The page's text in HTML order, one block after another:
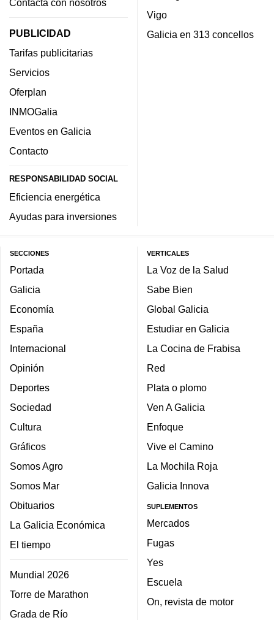
Contacta con nosotros
PUBLICIDAD
Tarifas publicitarias
Servicios
Oferplan
INMOGalia
Eventos en Galicia
Contacto
RESPONSABILIDAD SOCIAL
Eficiencia energética
Ayudas para inversiones
Vigo
Galicia en 313 concellos
SECCIONES
Portada
Galicia
Economía
España
Internacional
Opinión
Deportes
Sociedad
Cultura
Gráficos
Somos Agro
Somos Mar
Obituarios
La Galicia Económica
El tiempo
Mundial 2026
Torre de Marathon
Grada de Río
VERTICALES
La Voz de la Salud
Sabe Bien
Global Galicia
Estudiar en Galicia
La Cocina de Frabisa
Red
Plata o plomo
Ven A Galicia
Enfoque
Vive el Camino
La Mochila Roja
Galicia Innova
SUPLEMENTOS
Mercados
Fugas
Yes
Escuela
On, revista de motor